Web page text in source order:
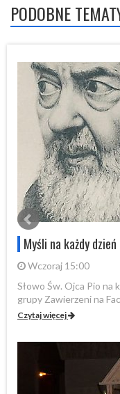
PODOBNE
Myśli na każdy
Wczoraj 15:00
Słowo Św. Ojca Pio na
grupy Zawierzeni na
Czytaj więcej